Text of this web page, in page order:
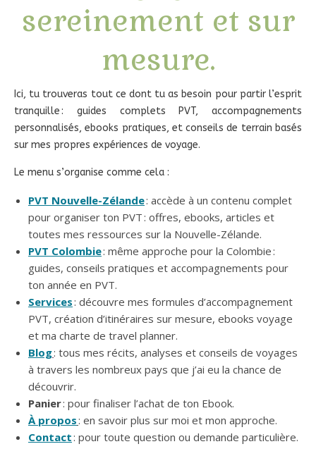
sereinement et sur
mesure.
Ici, tu trouveras tout ce dont tu as besoin pour partir l’esprit
tranquille : guides complets PVT, accompagnements
personnalisés, ebooks pratiques, et conseils de terrain basés
sur mes propres expériences de voyage.
Le menu s’organise comme cela :
PVT Nouvelle-Zélande: accède à un contenu complet
pour organiser ton PVT : offres, ebooks, articles et
toutes mes ressources sur la Nouvelle-Zélande.
PVT Colombie: même approche pour la Colombie :
guides, conseils pratiques et accompagnements pour
ton année en PVT.
Services: découvre mes formules d’accompagnement
PVT, création d’itinéraires sur mesure, ebooks voyage
et ma charte de travel planner.
Blog: tous mes récits, analyses et conseils de voyages
à travers les nombreux pays que j’ai eu la chance de
découvrir.
Panier: pour finaliser l’achat de ton Ebook.
À propos: en savoir plus sur moi et mon approche.
Contact: pour toute question ou demande particulière.